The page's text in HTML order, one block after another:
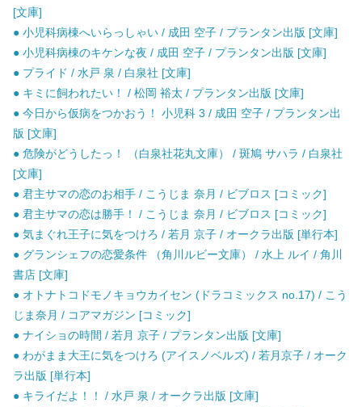
[文庫]
● 小児科病棟へいらっしゃい / 成田 空子 / プランタン出版 [文庫]
● 小児科病棟のキケンな夜 / 成田 空子 / プランタン出版 [文庫]
● プライド / 水戸 泉 / 白泉社 [文庫]
● キミに飼われたい！ / 松岡 裕太 / プランタン出版 [文庫]
● 今日から仮病をつかおう！ 小児科 3 / 成田 空子 / プランタン出
版 [文庫]
● 危険がどうしたっ！ （白泉社花丸文庫） / 斑鳩 サハラ / 白泉社
[文庫]
● 君主サマの恋のお相手 / こうじま 奈月 / ビブロス [コミック]
● 君主サマの恋は勝手！ / こうじま 奈月 / ビブロス [コミック]
● 気まぐれ王子に気をつけろ / 若月 京子 / オークラ出版 [単行本]
● グランシェフの恋愛条件 （角川ルビー文庫） / 水上 ルイ / 角川
書店 [文庫]
● オトナトコドモノキョウカイセン (ドラコミックス no.17) / こう
じま奈月 / コアマガジン [コミック]
● ナイショの時間 / 若月 京子 / プランタン出版 [文庫]
● わがまま大王に気をつけろ (アイスノベルズ) / 若月京子 / オーク
ラ出版 [単行本]
● キライだよ！！ / 水戸 泉 / オークラ出版 [文庫]